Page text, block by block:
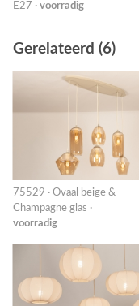
E27 · voorradig
Gerelateerd (6)
75529 · Ovaal beige &
Champagne glas ·
voorradig